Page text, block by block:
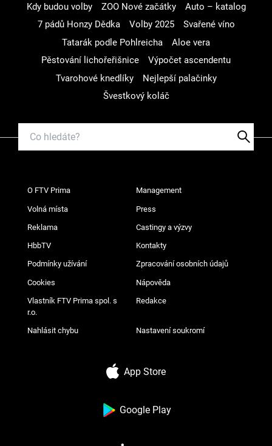
Kdy budou volby
ZOO Nové začátky
Auto – katalog
7 pádů Honzy Dědka
Volby 2025
Svařené víno
Tatarák podle Pohlreicha
Aloe vera
Pěstování lichořeřišnice
Výpočet ascendentu
Tvarohové knedlíky
Nejlepší palačinky
Švestkový koláč
O FTV Prima Management
Volná místa Press
Reklama Castingy a výzvy
HbbTV Kontakty
Podmínky užívání Zpracování osobních údajů
Cookies Nápověda
Vlastník FTV Prima spol. s
r.o.
Redakce
Nahlásit chybu Nastavení soukromí
App Store
Google Play